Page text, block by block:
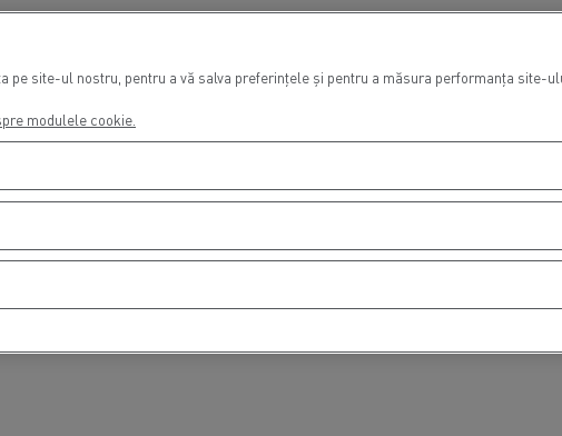
pe site-ul nostru, pentru a vă salva preferințele și pentru a măsura performanța
modulele cookie.